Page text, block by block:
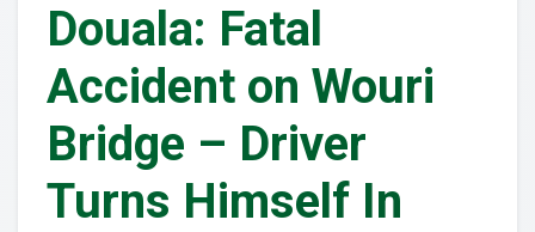
Douala: Fatal
Accident on Wouri
Bridge – Driver
Turns Himself In